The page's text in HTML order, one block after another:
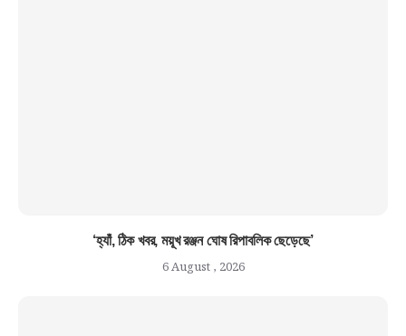
‘হ্যাঁ, ঠিক খবর, ময়ূখ রঞ্জন ঘোষ রিপাবলিক ছেড়েছে’
6 August , 2026